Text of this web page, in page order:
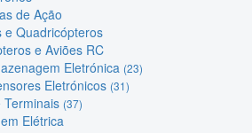
de Ação
e Quadricópteros
e Aviões RC
Eletrónica (23)
Eletrónicos (31)
(37)
Elétrica